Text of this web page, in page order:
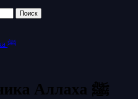
Намаз посланника Аллаха ﷺ
Намаз посланника Аллаха ﷺ